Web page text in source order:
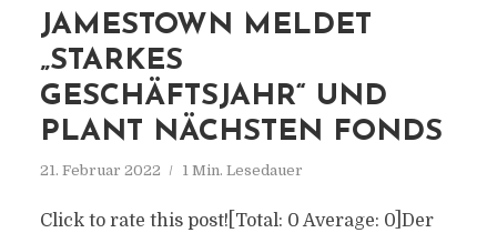
JAMESTOWN MELDET
„STARKES
GESCHÄFTSJAHR“ UND
PLANT NÄCHSTEN FONDS
21. Februar 2022 1 Min. Lesedauer
Click to rate this post![Total: 0 Average: 0]Der